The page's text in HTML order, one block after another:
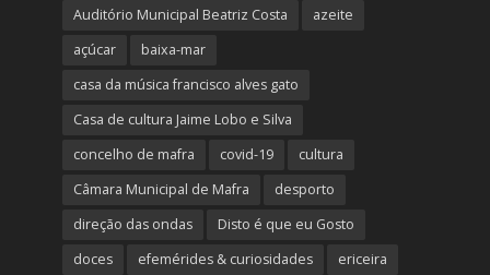
Auditório Municipal Beatriz Costa
azeite
açúcar
baixa-mar
casa da música francisco alves gato
Casa de cultura Jaime Lobo e Silva
concelho de mafra
covid-19
cultura
Câmara Municipal de Mafra
desporto
direção das ondas
Disto é que eu Gosto
doces
efemérides & curiosidades ericeira